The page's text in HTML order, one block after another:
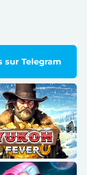
sur Telegram